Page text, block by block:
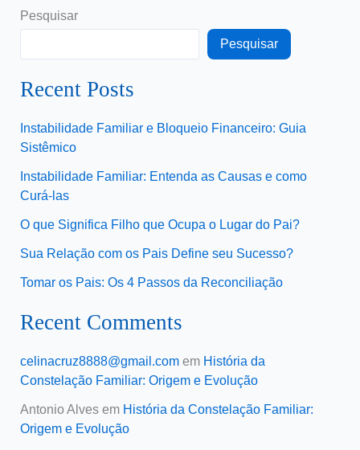
Pesquisar
Pesquisar
Recent Posts
Instabilidade Familiar e Bloqueio Financeiro: Guia
Sistêmico
Instabilidade Familiar: Entenda as Causas e como
Curá-las
O que Significa Filho que Ocupa o Lugar do Pai?
Sua Relação com os Pais Define seu Sucesso?
Tomar os Pais: Os 4 Passos da Reconciliação
Recent Comments
celinacruz8888@gmail.comem História da
Constelação Familiar: Origem e Evolução
Antonio Alvesem História da Constelação Familiar:
Origem e Evolução